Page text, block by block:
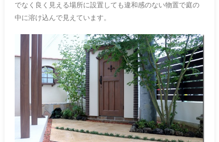
でなく良く見える場所に設置しても違和感のない物置で庭の
中に溶け込んで見えています。